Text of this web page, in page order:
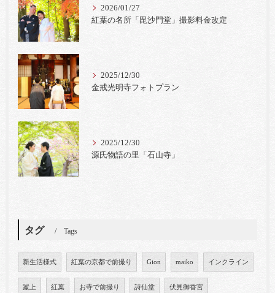
2026/01/27
紅葉の名所「毘沙門堂」撮影料金改定
2025/12/30
金戒光明寺フォトプラン
2025/12/30
源氏物語の里「石山寺」
タグ Tags
新生活様式 紅葉の京都で前撮り Gion maiko インクライン
蹴上 紅葉 お寺で前撮り 詩仙堂 伏見御香宮